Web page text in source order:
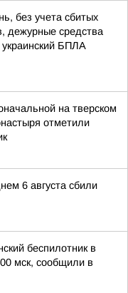
без учета сбитых
дежурные средства
БПЛА
на тверском
отметили
6 августа сбили
беспилотник в
мск, сообщили в